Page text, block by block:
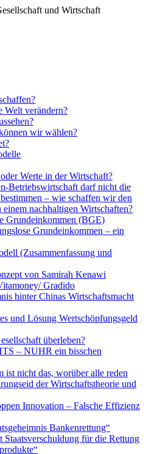
Welt verändern?
wir wählen?
Werte in der Wirtschaft?
Betriebswirtschaft darf nicht die
– wie schaffen wir den
einem nachhaltigen Wirtschaften?
Grundeinkommen (BGE)
Grundeinkommen – ein
(Zusammenfassung und
von Samirah Kenawi
Gradido
hinter Chinas Wirtschaftsmacht
und Lösung Wertschöpfungsgeld
überleben?
– NUHR ein bisschen
ist nicht das, worüber alle reden
der Wirtschaftstheorie und
Innovation – Falsche Effizienz
Bankenrettung“
Staatsverschuldung für die Rettung